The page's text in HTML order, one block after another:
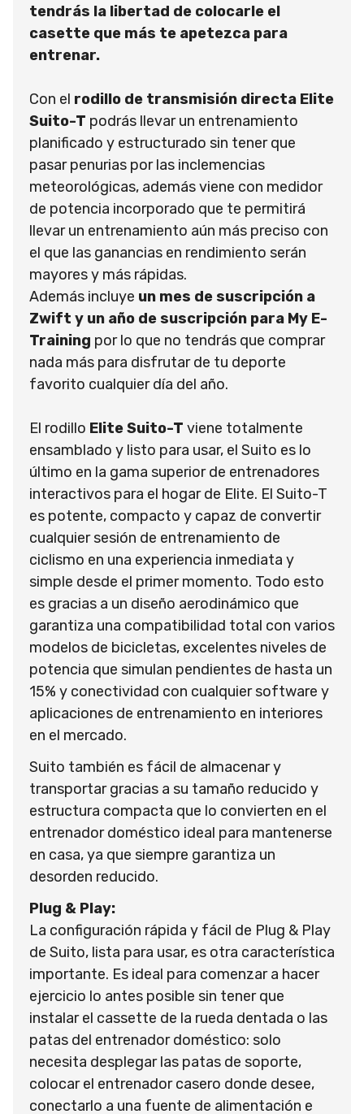
tendrás la libertad de colocarle el
casette que más te apetezca para
entrenar.
Con el rodillo de transmisión directa Elite
Suito-T podrás llevar un entrenamiento
planificado y estructurado sin tener que
pasar penurias por las inclemencias
meteorológicas, además viene con medidor
de potencia incorporado que te permitirá
llevar un entrenamiento aún más preciso con
el que las ganancias en rendimiento serán
mayores y más rápidas.
Además incluye un mes de suscripción a
Zwift y un año de suscripción para My E-
Training por lo que no tendrás que comprar
nada más para disfrutar de tu deporte
favorito cualquier día del año.
El rodillo Elite Suito-T viene totalmente
ensamblado y listo para usar, el Suito es lo
último en la gama superior de entrenadores
interactivos para el hogar de Elite. El Suito-T
es potente, compacto y capaz de convertir
cualquier sesión de entrenamiento de
ciclismo en una experiencia inmediata y
simple desde el primer momento. Todo esto
es gracias a un diseño aerodinámico que
garantiza una compatibilidad total con varios
modelos de bicicletas, excelentes niveles de
potencia que simulan pendientes de hasta un
15% y conectividad con cualquier software y
aplicaciones de entrenamiento en interiores
en el mercado.
Suito también es fácil de almacenar y
transportar gracias a su tamaño reducido y
estructura compacta que lo convierten en el
entrenador doméstico ideal para mantenerse
en casa, ya que siempre garantiza un
desorden reducido.
Plug & Play:
La configuración rápida y fácil de Plug & Play
de Suito, lista para usar, es otra característica
importante. Es ideal para comenzar a hacer
ejercicio lo antes posible sin tener que
instalar el cassette de la rueda dentada o las
patas del entrenador doméstico: solo
necesita desplegar las patas de soporte,
colocar el entrenador casero donde desee,
conectarlo a una fuente de alimentación e